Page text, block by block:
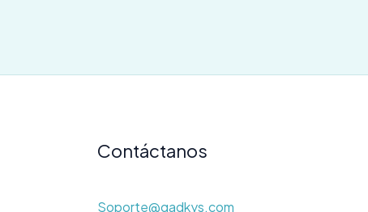
Contáctanos
Soporte@gadkys.com